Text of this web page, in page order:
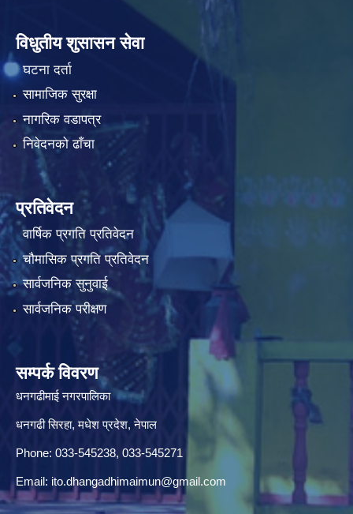
विधुतीय शुसासन सेवा
घटना दर्ता
सामाजिक सुरक्षा
नागरिक वडापत्र
निवेदनको ढाँचा
प्रतिवेदन
वार्षिक प्रगति प्रतिवेदन
चौमासिक प्रगति प्रतिवेदन
सार्वजनिक सुनुवाई
सार्वजनिक परीक्षण
सम्पर्क विवरण
धनगढीमाई नगरपालिका
धनगढी सिरहा, मधेश प्रदेश, नेपाल
Phone: 033-545238, 033-545271
Email: ito.dhangadhimaimun@gmail.com